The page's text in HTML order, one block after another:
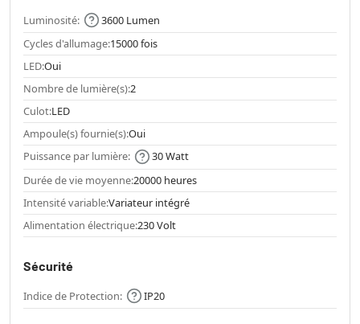
Luminosité:
3600 Lumen
Cycles d'allumage:15000 fois
LED:Oui
Nombre de lumière(s):2
Culot:LED
Ampoule(s) fournie(s):Oui
Puissance par lumière:
30 Watt
Durée de vie moyenne:20000 heures
Intensité variable:Variateur intégré
Alimentation électrique:230 Volt
Sécurité
Indice de Protection: IP20